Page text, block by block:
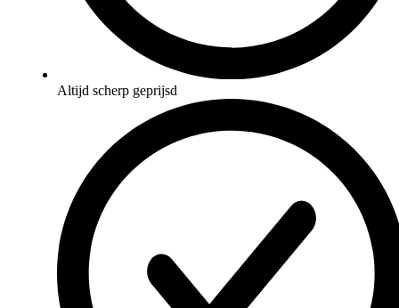
Altijd scherp geprijsd